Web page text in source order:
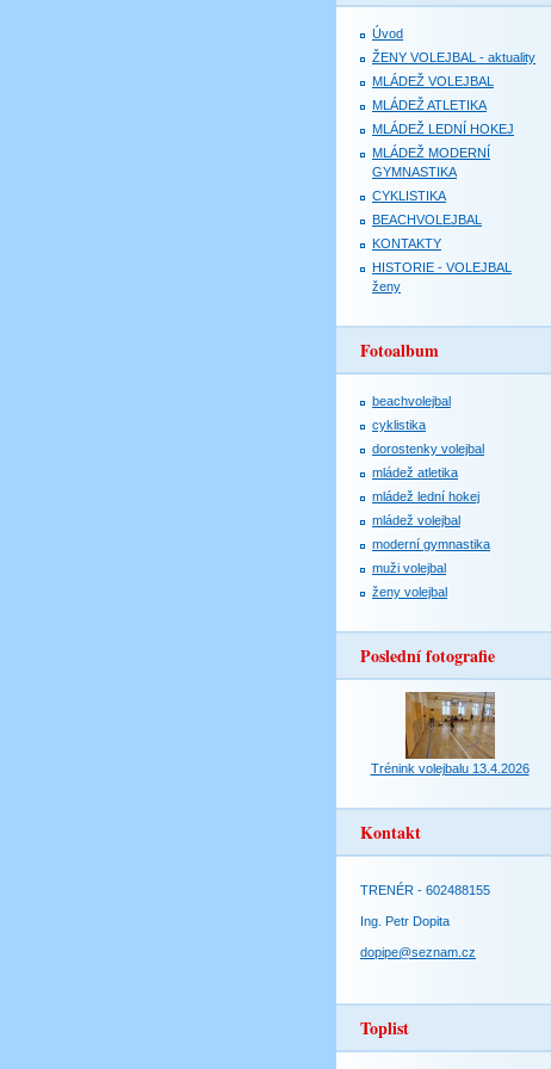
Úvod
ŽENY VOLEJBAL - aktuality
MLÁDEŽ VOLEJBAL
MLÁDEŽ ATLETIKA
MLÁDEŽ LEDNÍ HOKEJ
MLÁDEŽ MODERNÍ
GYMNASTIKA
CYKLISTIKA
BEACHVOLEJBAL
KONTAKTY
HISTORIE - VOLEJBAL
ženy
Fotoalbum
beachvolejbal
cyklistika
dorostenky volejbal
mládež atletika
mládež lední hokej
mládež volejbal
moderní gymnastika
muži volejbal
ženy volejbal
Poslední fotografie
Trénink volejbalu 13.4.2026
Kontakt
TRENÉR - 602488155
Ing. Petr Dopita
dopipe@seznam.cz
Toplist